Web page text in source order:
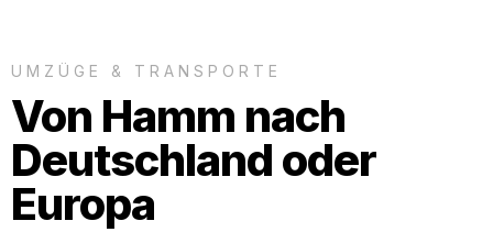
UMZÜGE & TRANSPORTE
Von Hamm nach
Deutschland oder
Europa